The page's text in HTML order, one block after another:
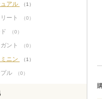
アル （1）
ート （0）
（0）
ント （0）
ニン （1）
ル （0）